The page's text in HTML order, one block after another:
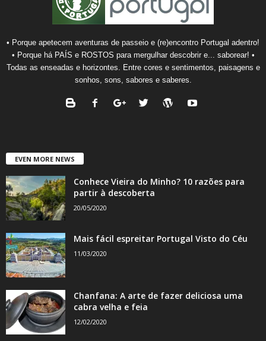
• Porque apetecem aventuras de passeio e (re)encontro Portugal adentro!
• Porque há PAÍS e ROSTOS para mergulhar descobrir e... saborear! •
Todas as enseadas e horizontes. Entre cores e sentimentos, paisagens e
sonhos, sons, sabores e saberes.
EVEN MORE NEWS
Conhece Vieira do Minho? 10 razões para
partir à descoberta
20/05/2020
Mais fácil espreitar Portugal Visto do Céu
11/03/2020
Chanfana: A arte de fazer deliciosa uma
cabra velha e feia
12/02/2020